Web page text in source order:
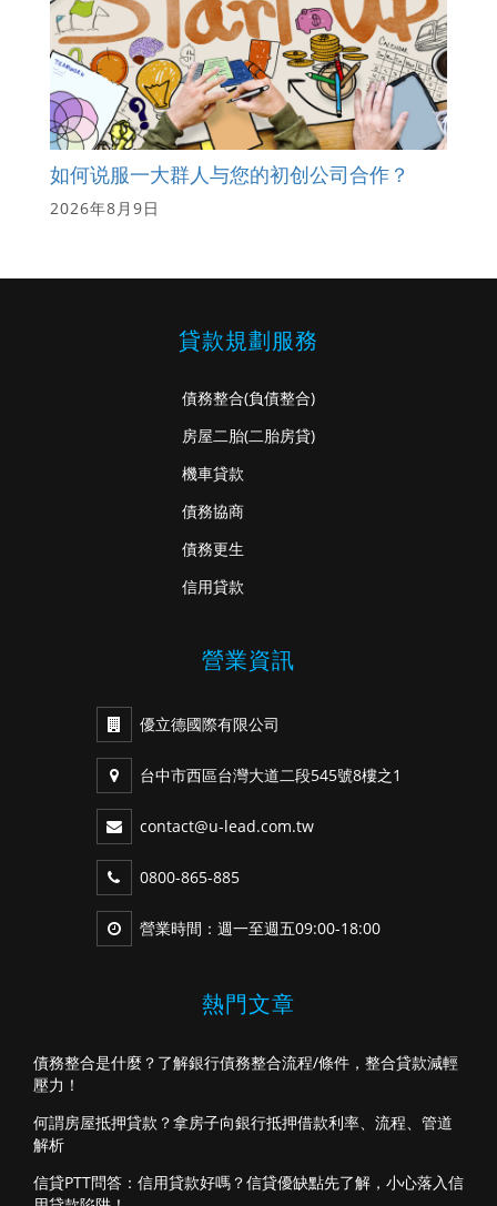
如何说服一大群人与您的初创公司合作？
2026年8月9日
貸款規劃服務
債務整合(負債整合)
房屋二胎(二胎房貸)
機車貸款
債務協商
債務更生
信用貸款
營業資訊
優立德國際有限公司
台中市西區台灣大道二段545號8樓之1
contact@u-lead.com.tw
0800-865-885
營業時間：週一至週五09:00-18:00
熱門文章
債務整合是什麼？了解銀行債務整合流程/條件，整合貸款減輕
壓力！
何謂房屋抵押貸款？拿房子向銀行抵押借款利率、流程、管道
解析
信貸PTT問答：信用貸款好嗎？信貸優缺點先了解，小心落入信